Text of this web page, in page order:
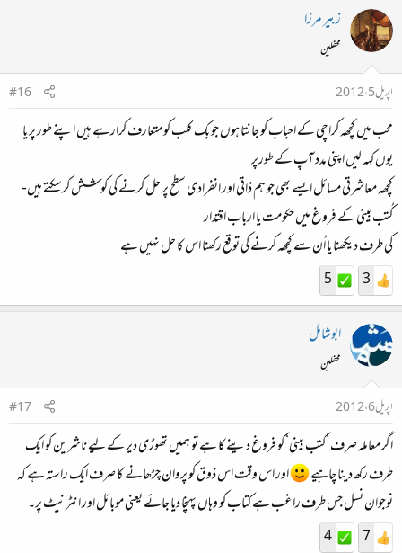
زبیر مرزا
محفلین
اپریل 5، 2012
#16
محب میں کچھہ کراچی کے احباب کو جانتا ہوں جو بک کلب کو متعارف کرارہے ہیں اپنے طور پر یا
یوں کہہ لیں اپنی مدد آپ کے طورپر
کچھہ معاشرتی مسائل ایسے بھی جو ہم ذاتی اور انفرادی سطح پر حل کرنے کی کوشش کرسکتے ہیں-
کُتب بینی کے فروغ میں حکومت یا ارباب اقتدار
کی طرف دیکھنا یا اُن سے کچھہ کرنے کی توقع رکھنا اس کا حل نہیں ہے
3
5
ابوشامل
محفلین
اپریل 6، 2012
#17
اگر معاملہ صرف ’کتب بینی‘ کو فروغ دینے کا ہے تو ہمیں تھوڑی دیر کے لیے ناشرین کو ایک
طرف رکھ دینا چاہیے
اور اس وقت اس ذوق کو پروان چڑھانے کا صرف ایک راستہ ہے کہ
نوجوان نسل جس طرف راغب ہے کتاب کو وہاں پہنچا دیا جائے یعنی موبائل اور انٹرنیٹ پر۔
7
4